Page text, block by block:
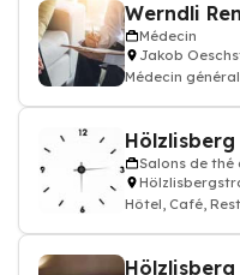
Werndli
Médecin
Jakob
Médecin
Hölzlisberg
Salons de thé
Hôtel, Café,
Hölzlisberg